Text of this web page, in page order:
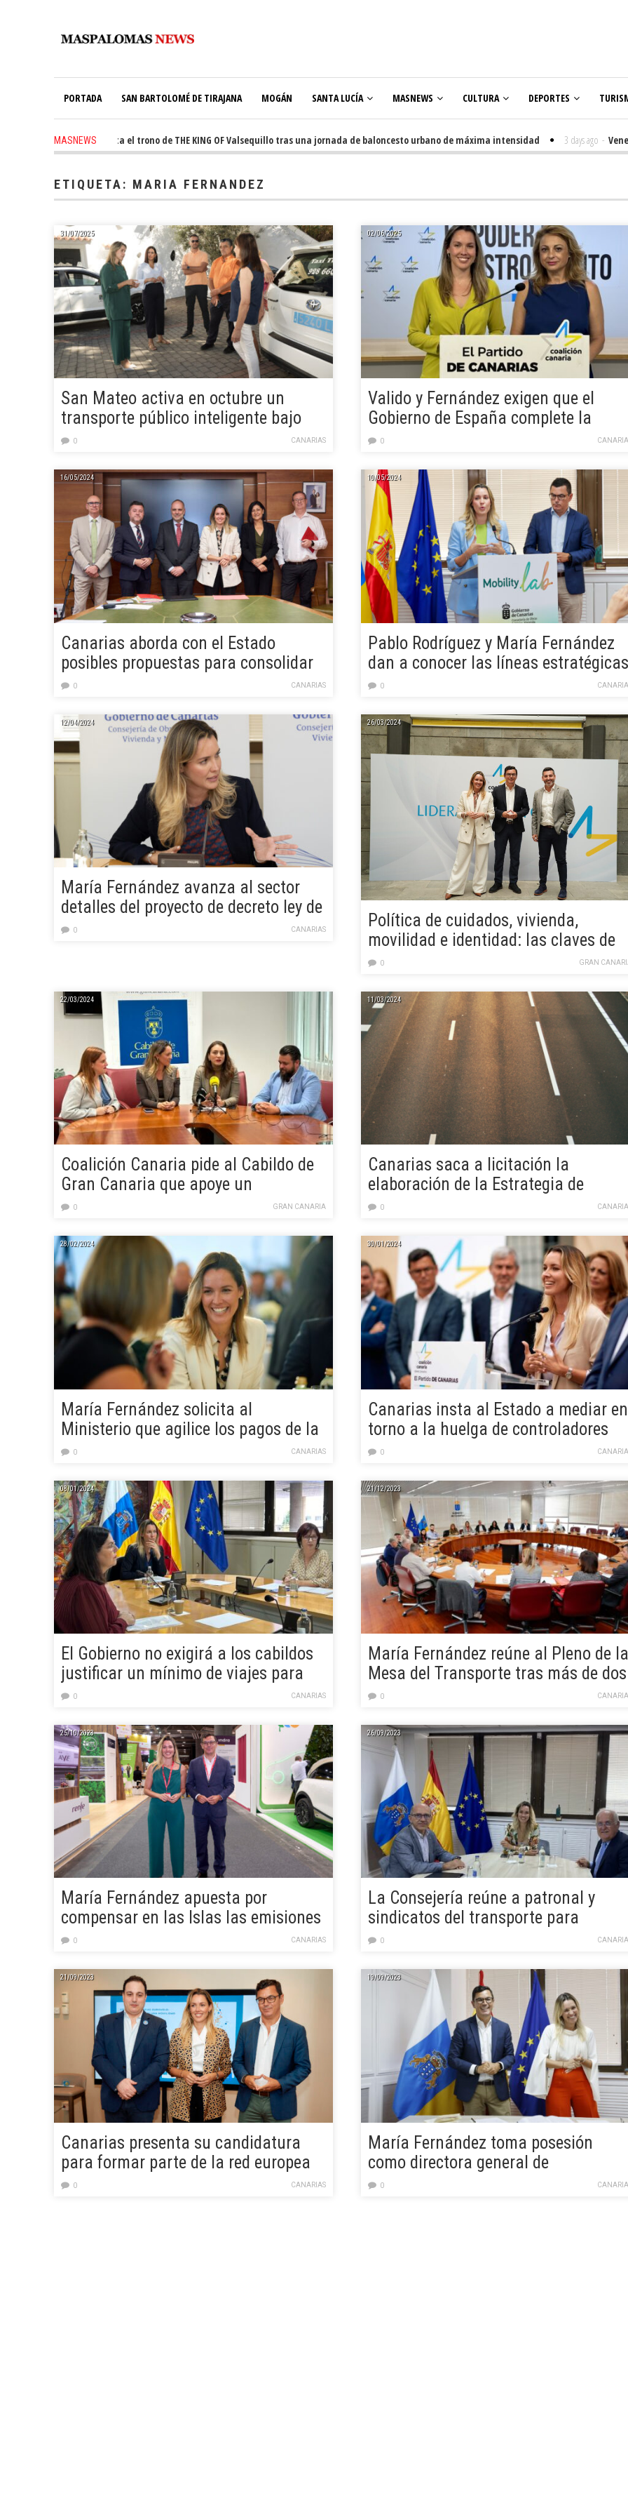
PORTADA SAN BARTOLOMÉ DE TIRAJANA MOGÁN SANTA LUCÍA MASNEWS CULTURA DEPORTES
MASNEWS
Martín conquista el trono de THE KING OF Valsequillo tras una jornada de baloncesto urbano de máxima intensidad 3 days ago - Veneguera
ETIQUETA: MARIA FERNANDEZ
31/07/2025
San Mateo activa en octubre un
transporte público inteligente bajo
demanda para barrios rurales
CANARIAS
0
02/06/2025
Valido y Fernández exigen que el
Gobierno de España complete la
actualización de los costes del
Canarias
0
16/05/2024
Canarias aborda con el Estado
posibles propuestas para consolidar
los proyectos de los trenes
CANARIAS
0
10/05/2024
Pablo Rodríguez y María Fernández
dan a conocer las líneas estratégicas
del proyecto Mobility Lab
0
12/04/2024
María Fernández avanza al sector
detalles del proyecto de decreto ley de
ordenación sostenible del transporte
CANARIAS
0
26/03/2024
Política de cuidados, vivienda,
movilidad e identidad: las claves de
‘Lideramos Gran Canaria’
GRAN
0
22/03/2024
Coalición Canaria pide al Cabildo de
Gran Canaria que apoye un
economato de alimentos para
metabólicas y raras
GRAN CANARIA
0
11/03/2024
Canarias saca a licitación la
elaboración de la Estrategia de
Movilidad Sostenible e Inteligente
0
28/02/2024
María Fernández solicita al
Ministerio que agilice los pagos de la
gratuidad del transporte
CANARIAS
0
30/01/2024
Canarias insta al Estado a mediar en
torno a la huelga de controladores
aéreos prevista para febrero
0
08/01/2024
El Gobierno no exigirá a los cabildos
justificar un mínimo de viajes para
recibir la financiación al transporteCANARIAS
0
21/12/2023
María Fernández reúne al Pleno de la
Mesa del Transporte tras más de dos
años sin convocarse
0
25/10/2023
María Fernández apuesta por
compensar en las Islas las emisiones
que genera el transporte aéreo y
CANARIAS
0
26/09/2023
La Consejería reúne a patronal y
sindicatos del transporte para
abordar una solución dialogada
0
21/09/2023
Canarias presenta su candidatura
para formar parte de la red europea
de rutas ciclistas EuroVelo
CANARIAS
0
19/09/2023
María Fernández toma posesión
como directora general de
Transportes del Gobierno de
0